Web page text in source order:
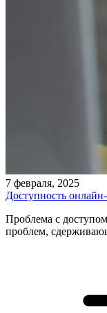
7 февраля, 2025
Доступность
Проблема с
проблем,